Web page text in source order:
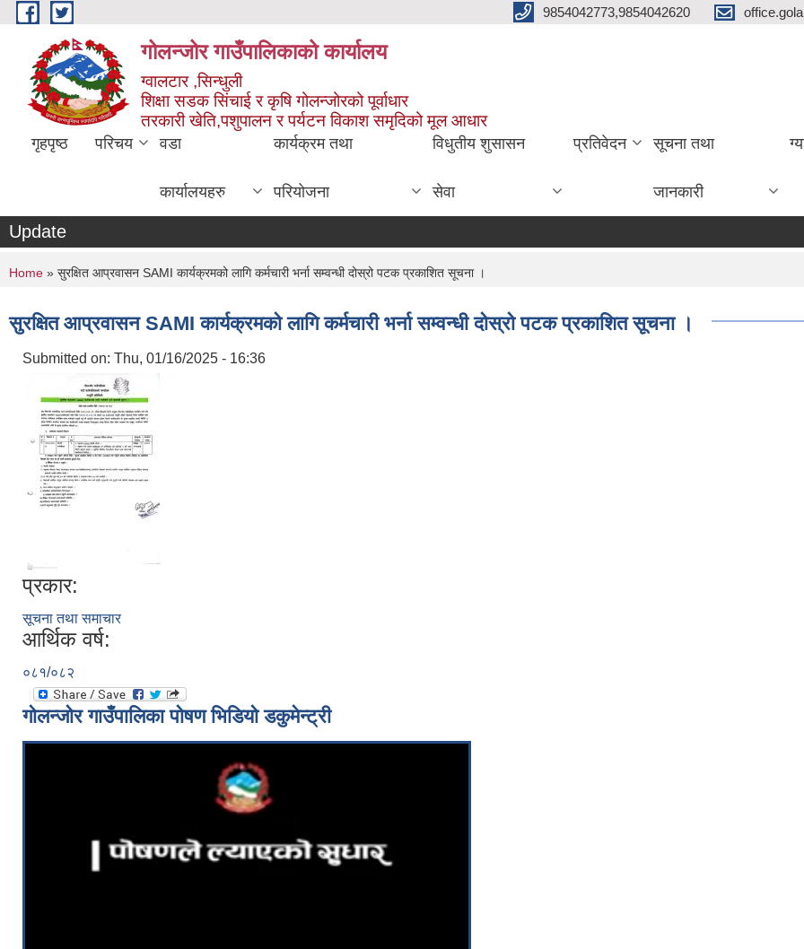
Skip to main content 9854042773,9854042620
गोलन्जोर गाउँपालिकाको कार्यालय
ग्वालटार ,सिन्धुली
शिक्षा सडक सिंचाई र कृषि गोलन्जोरको पूर्वाधार
तरकारी खेति,पशुपालन र पर्यटन विकाश समृदिको मूल आधार
गृहपृष्ठ परिचय वडा
कार्यालयहरु
कार्यक्रम तथा
परियोजना
विधुतीय शुसासन
सेवा
प्रतिवेदन सूचना तथा
जानकारी
Update
You are here
Home » सुरक्षित आप्रवासन SAMI कार्यक्रमको लागि कर्मचारी भर्ना सम्वन्धी दोस्रो पटक प्रकाशित सूचना ।
सुरक्षित आप्रवासन SAMI कार्यक्रमको लागि कर्मचारी भर्ना सम्वन्धी दोस्रो पटक प्रकाशित सूचना ।
Submitted on: Thu, 01/16/2025 - 16:36
प्रकार:
सूचना तथा समाचार
आर्थिक वर्ष:
०८१/०८२
गोलन्जोर गाउँपालिका पोषण भिडियो डकुमेन्ट्री